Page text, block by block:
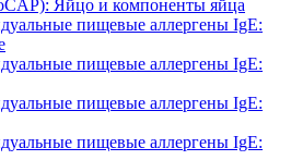
Яйцо и компоненты яйца
пищевые аллергены IgE:
пищевые аллергены IgE:
пищевые аллергены IgE:
пищевые аллергены IgE: